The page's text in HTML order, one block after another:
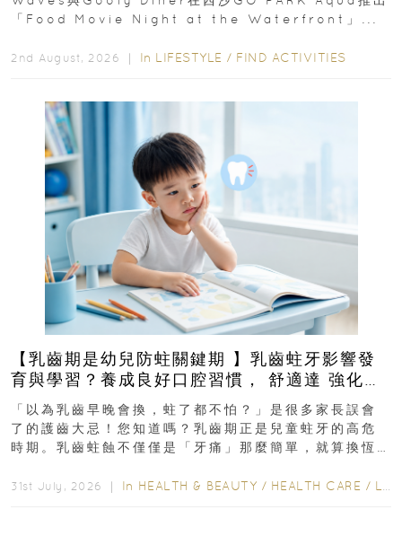
「Food Movie Night at the Waterfront」...
2nd August, 2026 ｜ In LIFESTYLE / FIND ACTIVITIES
【乳齒期是幼兒防蛀關鍵期 】乳齒蛀牙影響發
育與學習？養成良好口腔習慣， 舒適達 強化琺
瑯質 兒童牙膏防護指南
「以為乳齒早晚會換，蛀了都不怕？」是很多家長誤會
了的護齒大忌！您知道嗎？乳齒期正是兒童蛀牙的高危
時期。乳齒蛀蝕不僅僅是「牙痛」那麼簡單，就算換恆
31st July, 2026 ｜ In HEALTH & BEAUTY / HEALTH CARE / LIFESTYLE